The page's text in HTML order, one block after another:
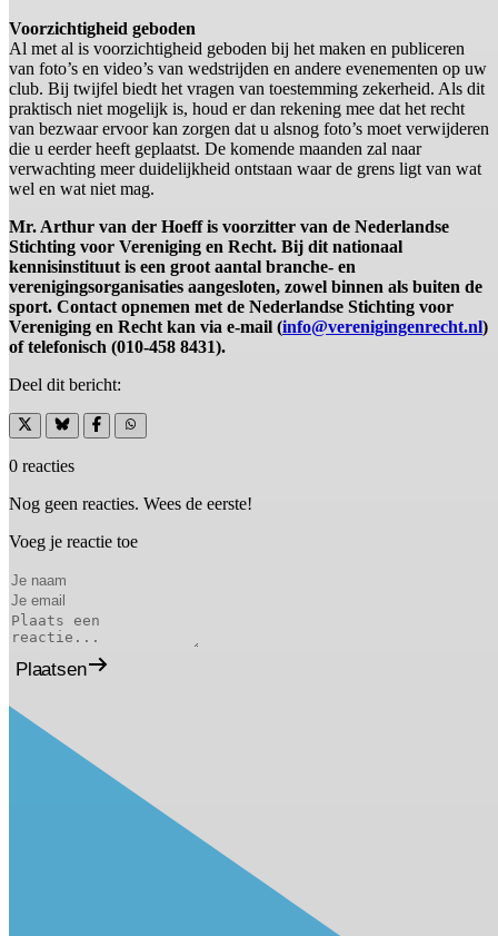
Voorzichtigheid geboden
Al met al is voorzichtigheid geboden bij het maken en publiceren
van foto’s en video’s van wedstrijden en andere evenementen op uw
club. Bij twijfel biedt het vragen van toestemming zekerheid. Als dit
praktisch niet mogelijk is, houd er dan rekening mee dat het recht
van bezwaar ervoor kan zorgen dat u alsnog foto’s moet verwijderen
die u eerder heeft geplaatst. De komende maanden zal naar
verwachting meer duidelijkheid ontstaan waar de grens ligt van wat
wel en wat niet mag.
Mr. Arthur van der Hoeff is voorzitter van de Nederlandse
Stichting voor Vereniging en Recht. Bij dit nationaal
kennisinstituut is een groot aantal branche- en
verenigingsorganisaties aangesloten, zowel binnen als buiten de
sport. Contact opnemen met de Nederlandse Stichting voor
Vereniging en Recht kan via e-mail (info@verenigingenrecht.nl)
of telefonisch (010-458 8431).
Deel dit bericht:
0 reacties
Nog geen reacties. Wees de eerste!
Voeg je reactie toe
Plaatsen